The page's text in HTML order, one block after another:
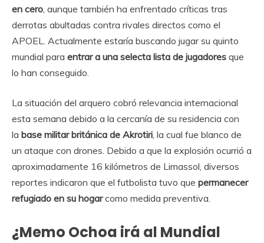
en cero, aunque también ha enfrentado críticas tras
derrotas abultadas contra rivales directos como el
APOEL. Actualmente estaría buscando jugar su quinto
mundial para entrar a una selecta lista de jugadores que
lo han conseguido.
La situación del arquero cobró relevancia internacional
esta semana debido a la cercanía de su residencia con
la base militar británica de Akrotiri, la cual fue blanco de
un ataque con drones. Debido a que la explosión ocurrió a
aproximadamente 16 kilómetros de Limassol, diversos
reportes indicaron que el futbolista tuvo que permanecer
refugiado en su hogarcomo medida preventiva.
¿Memo Ochoa irá al Mundial